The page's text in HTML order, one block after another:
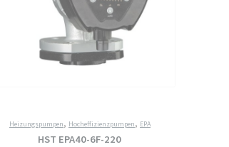
Heizungspumpen, Hocheffizienzpumpen, EPA
HST EPA40-6F-220